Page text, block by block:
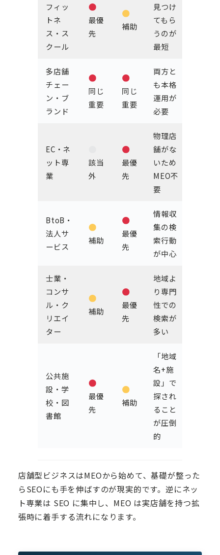
フィッ
トネ
ス・ス
クール
最優
先
補助
見つけ
てもら
うのが
最短
多店舗
チェー
ン・ブ
ランド
同じ
重要
同じ
重要
両方と
も本格
運用が
必要
EC・ネ
ット専
業
該当
外
最優
先
物理店
舗がな
いため
MEO不
要
BtoB・
法人サ
ービス
補助
最優
先
情報収
集の検
索行動
が中心
士業・
コンサ
ル・ク
リエイ
ター
補助
最優
先
地域よ
り専門
性での
検索が
多い
公共施
設・学
校・図
書館
最優
先
補助
「地域
名+施
設」で
探され
ること
が圧倒
的
店舗型ビジネスはMEOから始めて、基礎が整った
らSEOにも手を伸ばすのが現実的です。逆にネッ
ト専業は SEO に集中し、MEO は実店舗を持つ拡
張時に着手する流れになります。